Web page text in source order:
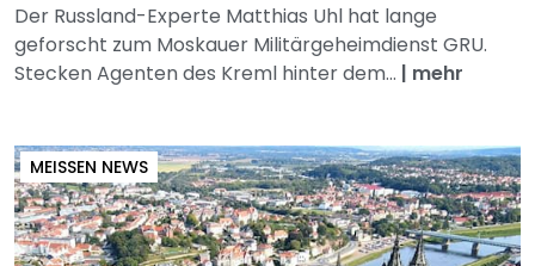
Der Russland-Experte Matthias Uhl hat lange
geforscht zum Moskauer Militärgeheimdienst GRU.
Stecken Agenten des Kreml hinter dem... | mehr
MEISSEN NEWS